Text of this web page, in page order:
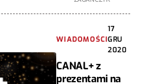
WIADOMOŚCI
17
GRU
2020
CANAL+ z
prezentami na